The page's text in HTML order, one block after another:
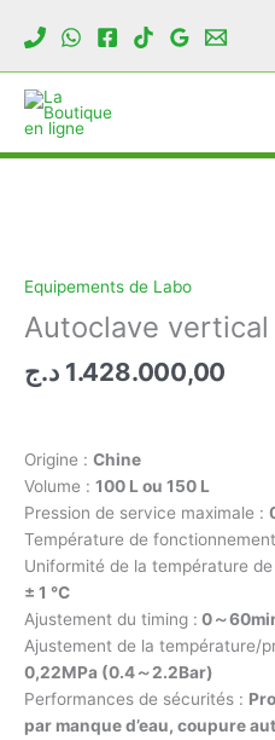
Equipements de Labo
Autoclave vertical
1.428.000,00 د.ج
Origine : Chine
Volume : 100 L ou 150 L
Pression de service maximale :
Température de
Uniformité de la température
± 1 ℃
Ajustement du timing : 0～
Ajustement de la température/
0,22MPa (0.4～2.2Bar)
Performances de sécurités :
par manque d’eau, coupure